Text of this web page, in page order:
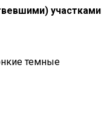
участками
темные